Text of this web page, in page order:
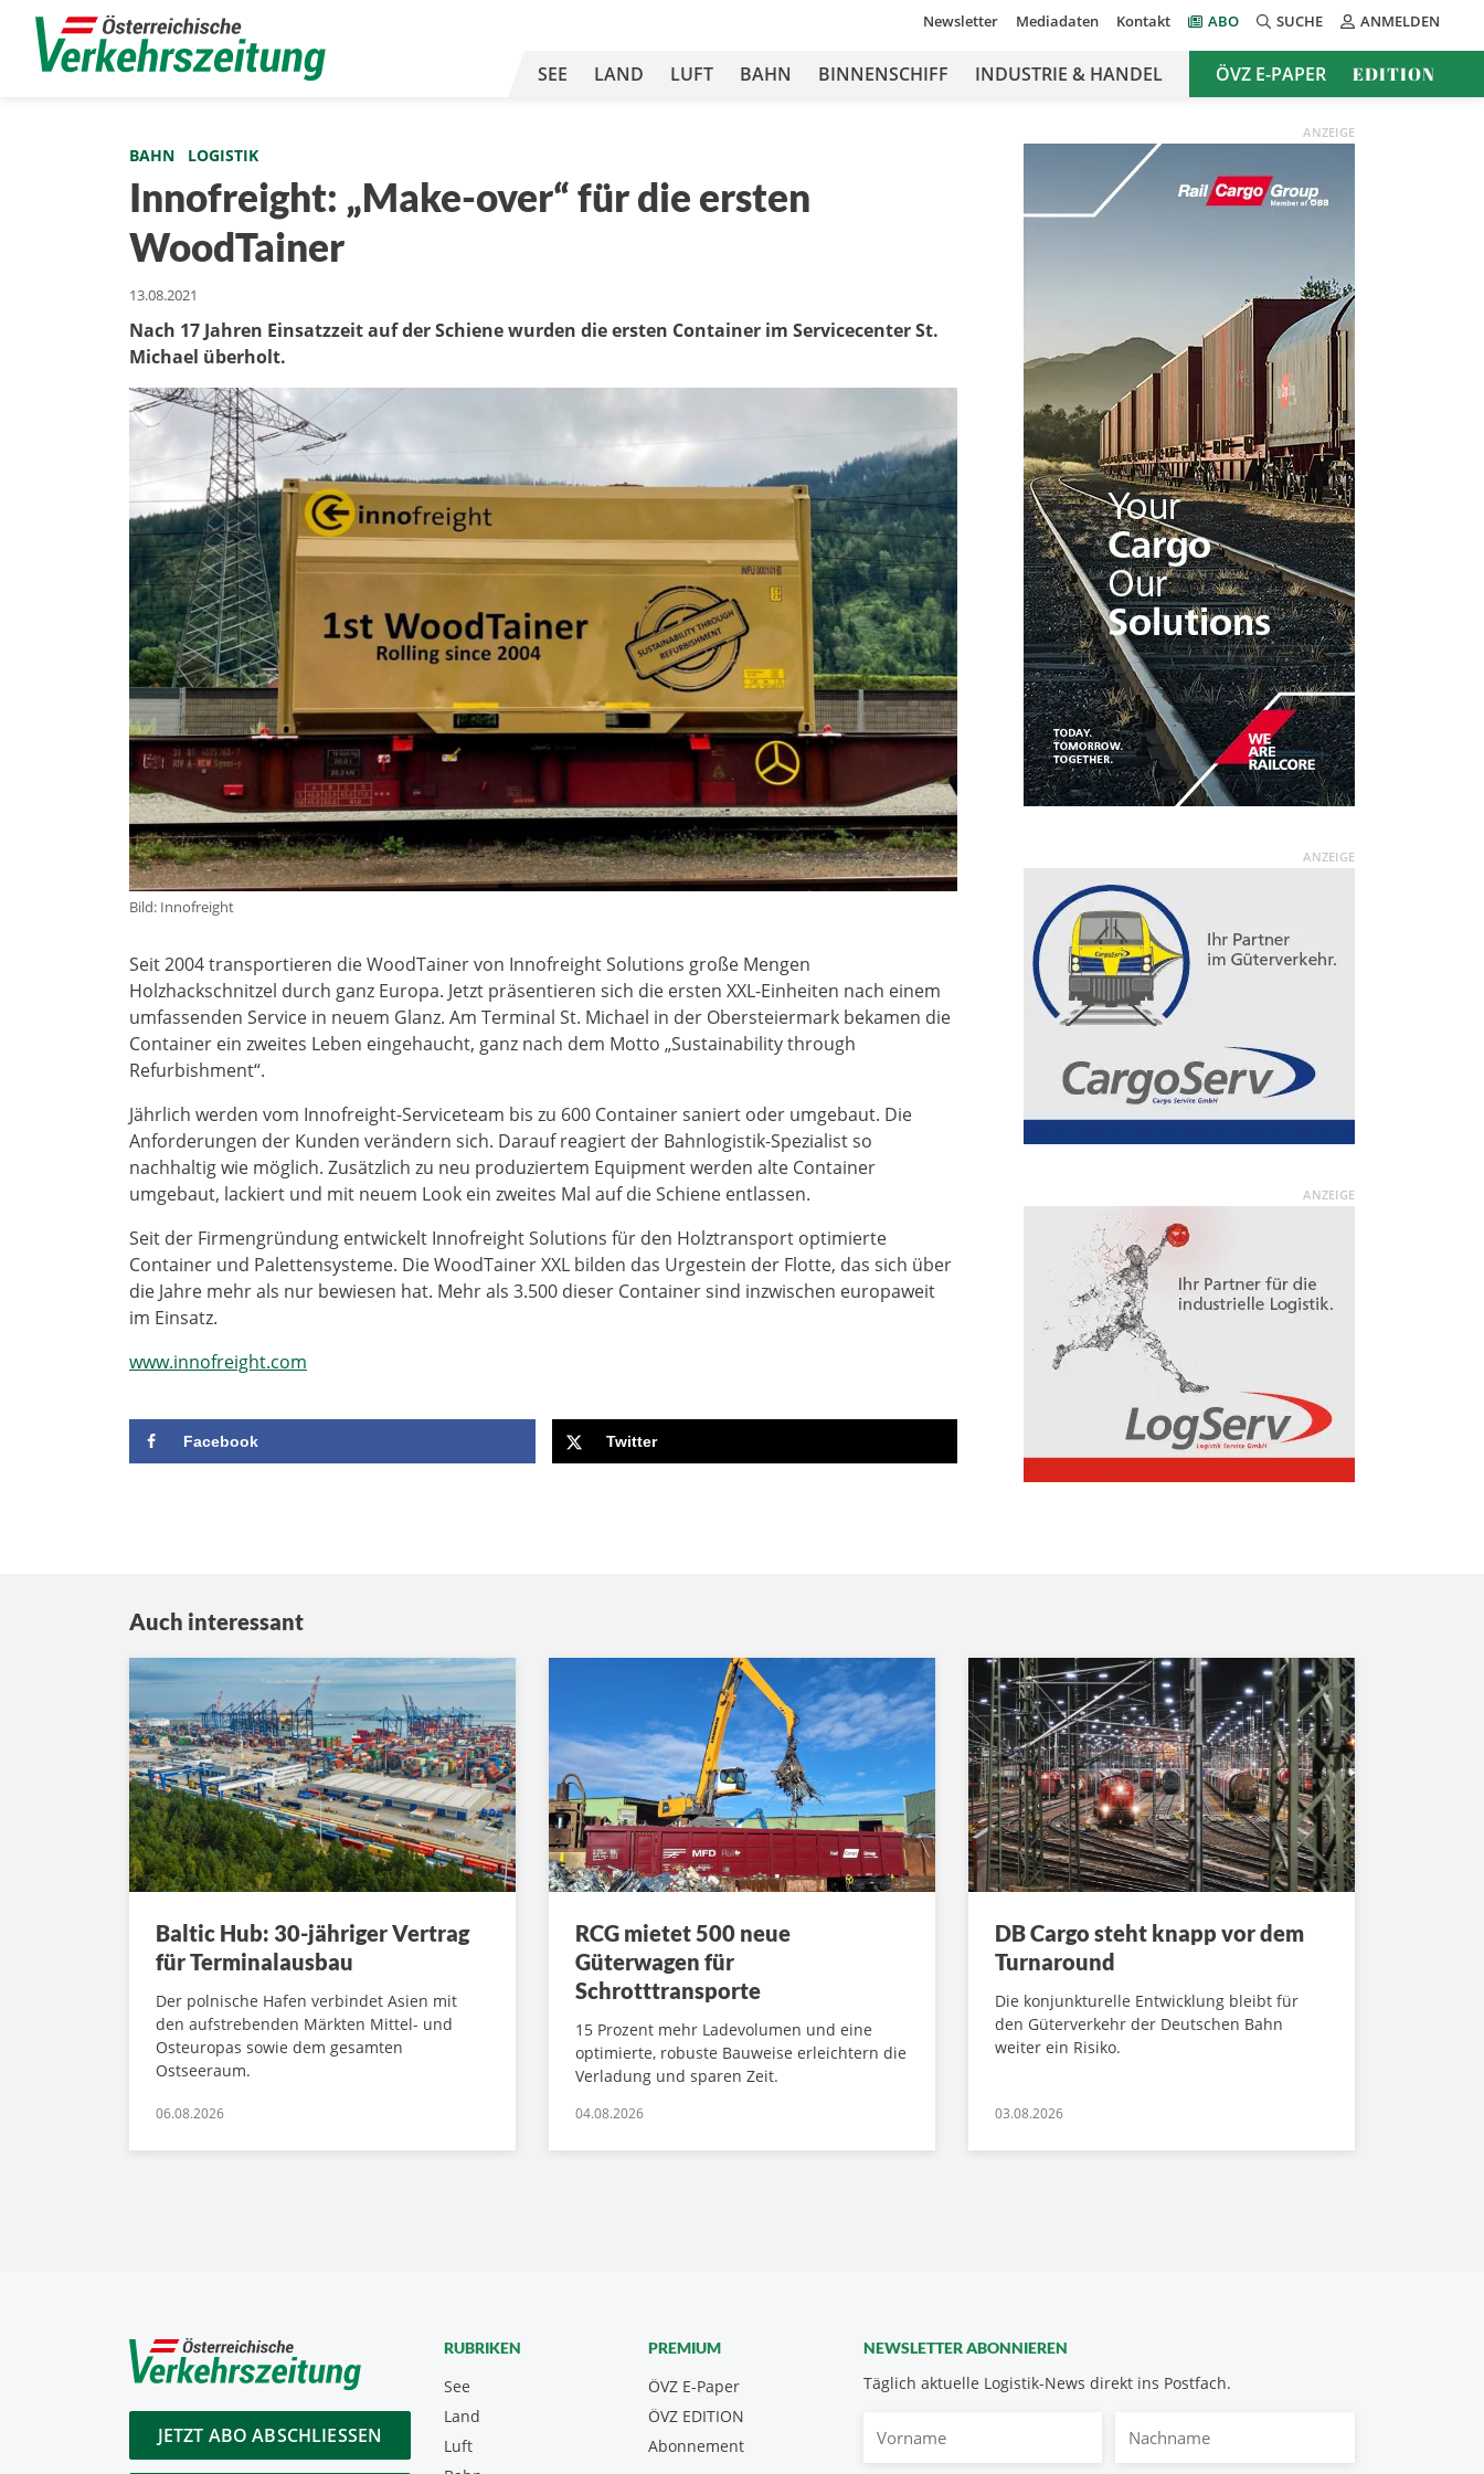
Newsletter Mediadaten Kontakt ABO SUCHE ANMELDEN
SEE LAND LUFT BAHN BINNENSCHIFF INDUSTRIE & HANDEL ÖVZ E-PAPER EDITION
BAHN LOGISTIK
Innofreight: „Make-over“ für die ersten
WoodTainer
13.08.2021
Nach 17 Jahren Einsatzzeit auf der Schiene wurden die ersten Container im Servicecenter St.
Michael überholt.
Bild: Innofreight
Seit 2004 transportieren die WoodTainer von Innofreight Solutions große Mengen
Holzhackschnitzel durch ganz Europa. Jetzt präsentieren sich die ersten XXL-Einheiten nach einem
umfassenden Service in neuem Glanz. Am Terminal St. Michael in der Obersteiermark bekamen die
Container ein zweites Leben eingehaucht, ganz nach dem Motto „Sustainability through
Refurbishment“.
Jährlich werden vom Innofreight-Serviceteam bis zu 600 Container saniert oder umgebaut. Die
Anforderungen der Kunden verändern sich. Darauf reagiert der Bahnlogistik-Spezialist so
nachhaltig wie möglich. Zusätzlich zu neu produziertem Equipment werden alte Container
umgebaut, lackiert und mit neuem Look ein zweites Mal auf die Schiene entlassen.
Seit der Firmengründung entwickelt Innofreight Solutions für den Holztransport optimierte
Container und Palettensysteme. Die WoodTainer XXL bilden das Urgestein der Flotte, das sich über
die Jahre mehr als nur bewiesen hat. Mehr als 3.500 dieser Container sind inzwischen europaweit
im Einsatz.
www.innofreight.com
Facebook Twitter
ANZEIGE
ANZEIGE
ANZEIGE
Auch interessant
Baltic Hub: 30-jähriger Vertrag
für Terminalausbau
Der polnische Hafen verbindet Asien mit
den aufstrebenden Märkten Mittel- und
Osteuropas sowie dem gesamten
Ostseeraum.
06.08.2026
RCG mietet 500 neue
Güterwagen für
Schrotttransporte
15 Prozent mehr Ladevolumen und eine
optimierte, robuste Bauweise erleichtern die
Verladung und sparen Zeit.
04.08.2026
DB Cargo steht knapp vor dem
Turnaround
Die konjunkturelle Entwicklung bleibt für
den Güterverkehr der Deutschen Bahn
weiter ein Risiko.
03.08.2026
JETZT ABO ABSCHLIESSEN
NEWSLETTER ABONNIEREN
Täglich aktuelle Logistik-News direkt ins Postfach.
RUBRIKEN
See
Land
Luft
PREMIUM
ÖVZ E-Paper
Abonnement
ÖVZ EDITION